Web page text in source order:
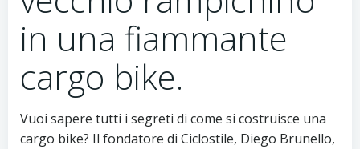
in una fiammante
cargo bike.
Vuoi sapere tutti i segreti di come si costruisce una
cargo bike? Il fondatore di Ciclostile, Diego Brunello,